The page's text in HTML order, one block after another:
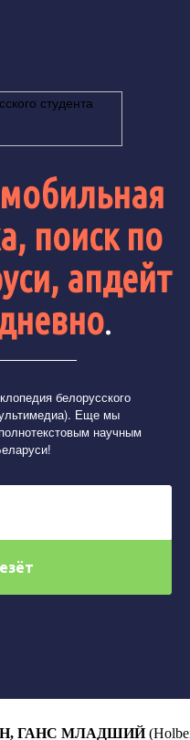
мобильная
поиск по
апдейт
.
белорусского
Еще мы
научным
ГАНС МЛАДШИЙ